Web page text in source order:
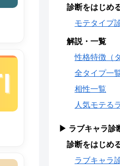
診断をはじめ
モテタイプ
解説・一覧
性格特徴（
全タイプ一
相性一覧
人気モテる
▶ ラブキャラ診
診断をはじめ
ラブキャラ